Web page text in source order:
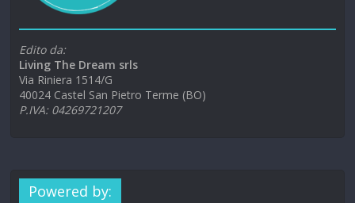
Edito da:
Living The Dream srls
Via Riniera 1514/G
40024 Castel San Pietro Terme (BO)
P.IVA: 04269721207
Powered by: